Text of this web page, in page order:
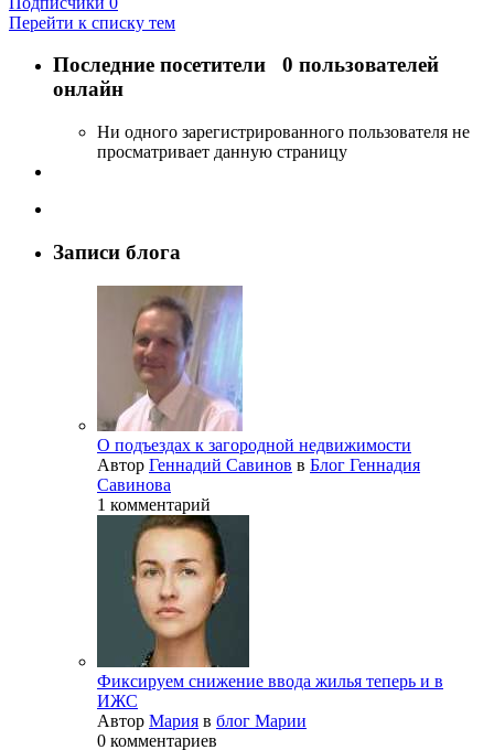
Перейти к списку тем
Последние посетители 0 пользователей
онлайн
Ни одного зарегистрированного пользователя не
просматривает данную страницу
Записи блога
О подъездах к загородной недвижимости
Автор Геннадий Савинов в Блог Геннадия
Савинова
1 комментарий
Фиксируем снижение ввода жилья теперь и в
ИЖС
Автор Мария в блог Марии
0 комментариев